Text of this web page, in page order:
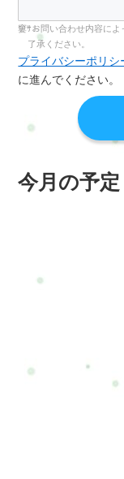
お問い合わせ内容に
了承ください。
プライバシーポリシ
に進んでください。
今月の予定